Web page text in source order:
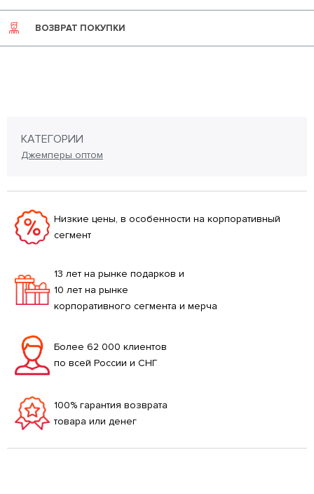
ВОЗВРАТ ПОКУПКИ
КАТЕГОРИИ
Джемперы оптом
Низкие цены, в особенности на корпоративный
сегмент
13 лет на рынке подарков и
10 лет на рынке
корпоративного сегмента и мерча
Более 62 000 клиентов
по всей России и СНГ
100% гарантия возврата
товара или денег